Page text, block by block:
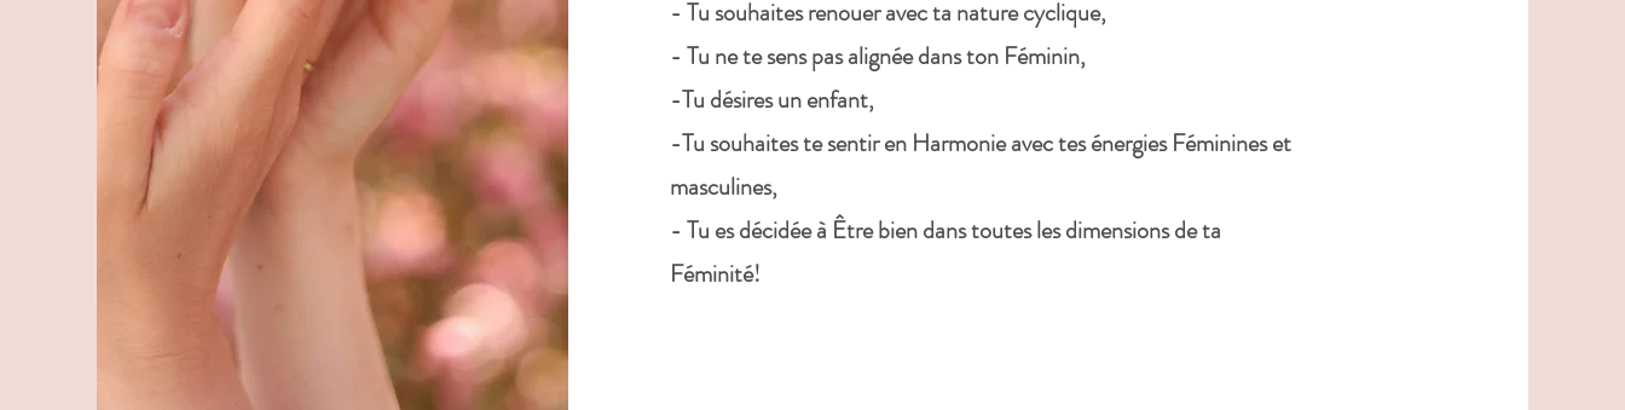
- Tu souhaites renouer avec ta nature cyclique,
- Tu ne te sens pas alignée dans ton Féminin,
-Tu désires un enfant,
-Tu souhaites te sentir en Harmonie avec tes énergies Féminines et
masculines,
- Tu es décidée à Être bien dans toutes les dimensions de ta
Féminité!